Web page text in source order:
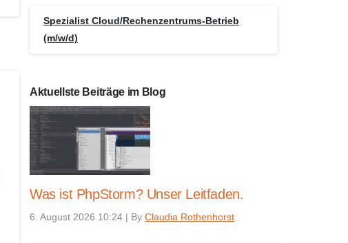
Spezialist Cloud/Rechenzentrums-Betrieb
(m/w/d)
Aktuellste Beiträge im Blog
Was ist PhpStorm? Unser Leitfaden.
6. August 2026 10:24 | By Claudia Rothenhorst